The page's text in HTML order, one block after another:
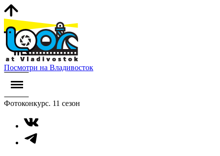
Посмотри на Владивосток
Фотоконкурс. 11 сезон